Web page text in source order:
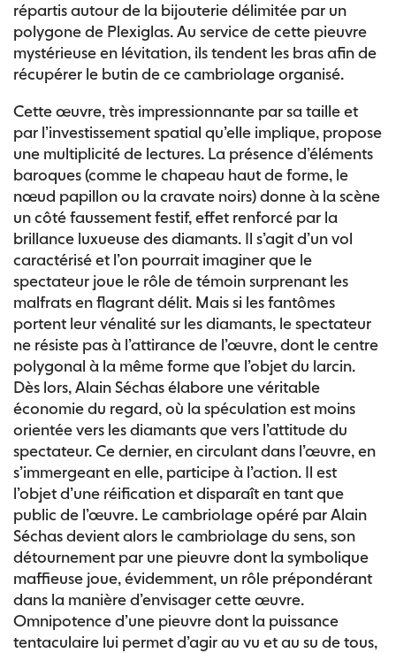
répartis autour de la bijouterie délimitée par un
polygone de Plexiglas. Au service de cette pieuvre
mystérieuse en lévitation, ils tendent les bras afin de
récupérer le butin de ce cambriolage organisé.
Cette œuvre, très impressionnante par sa taille et
par l’investissement spatial qu’elle implique, propose
une multiplicité de lectures. La présence d’éléments
baroques (comme le chapeau haut de forme, le
nœud papillon ou la cravate noirs) donne à la scène
un côté faussement festif, effet renforcé par la
brillance luxueuse des diamants. Il s’agit d’un vol
caractérisé et l’on pourrait imaginer que le
spectateur joue le rôle de témoin surprenant les
malfrats en flagrant délit. Mais si les fantômes
portent leur vénalité sur les diamants, le spectateur
ne résiste pas à l’attirance de l’œuvre, dont le centre
polygonal à la même forme que l’objet du larcin.
Dès lors, Alain Séchas élabore une véritable
économie du regard, où la spéculation est moins
orientée vers les diamants que vers l’attitude du
spectateur. Ce dernier, en circulant dans l’œuvre, en
s’immergeant en elle, participe à l’action. Il est
l’objet d’une réification et disparaît en tant que
public de l’œuvre. Le cambriolage opéré par Alain
Séchas devient alors le cambriolage du sens, son
détournement par une pieuvre dont la symbolique
maffieuse joue, évidemment, un rôle prépondérant
dans la manière d’envisager cette œuvre.
Omnipotence d’une pieuvre dont la puissance
tentaculaire lui permet d’agir au vu et au su de tous,